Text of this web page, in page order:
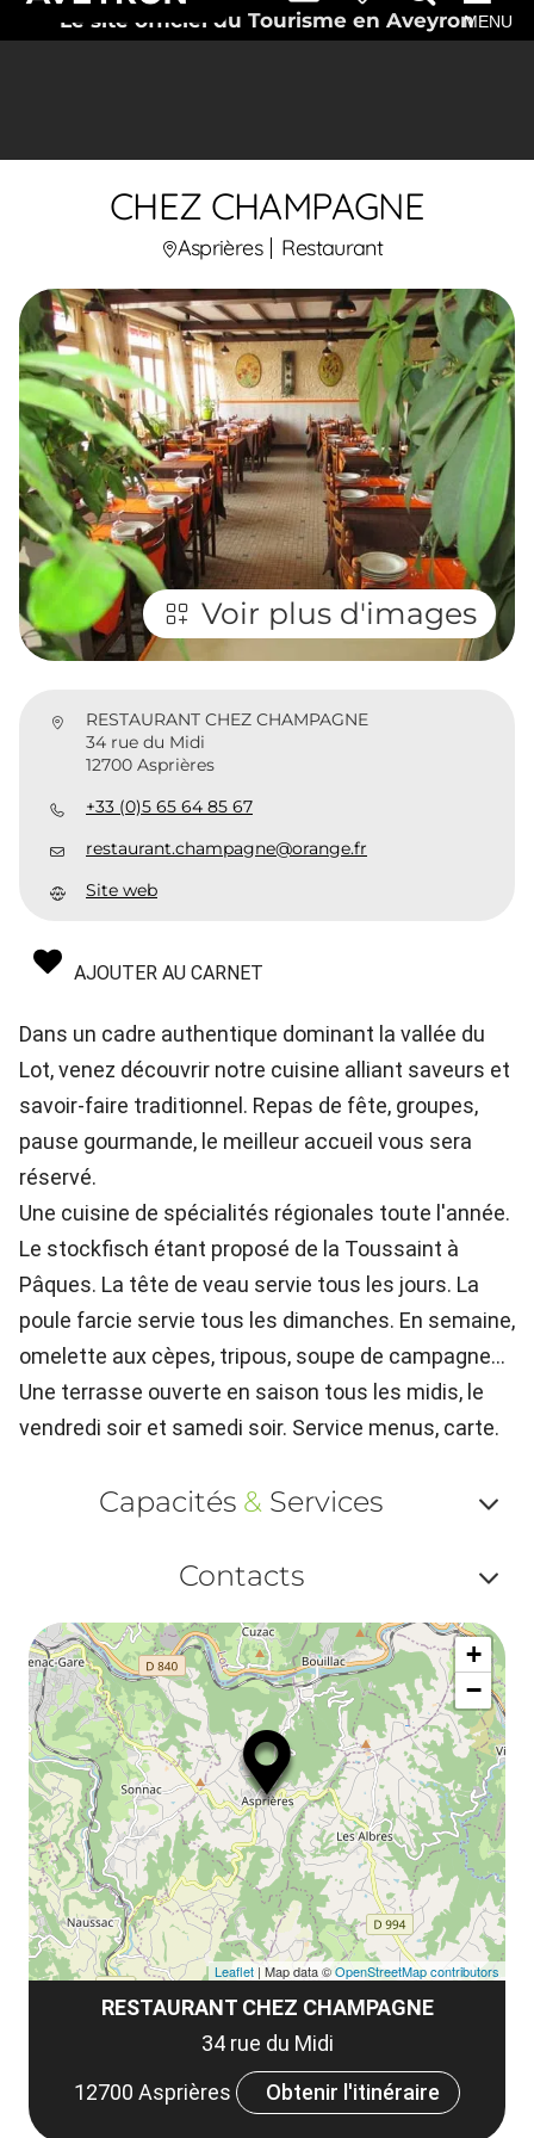
Le site officiel du Tourisme en AveyronMENU
CHEZ CHAMPAGNE
Asprières Restaurant
Voir plus d'images
RESTAURANT CHEZ CHAMPAGNE
34 rue du Midi
12700 Asprières
+33 (0)5 65 64 85 67
restaurant.champagne@orange.fr
Site web
AJOUTER AU CARNET
Dans un cadre authentique dominant la vallée du
Lot, venez découvrir notre cuisine alliant saveurs et
savoir-faire traditionnel. Repas de fête, groupes,
pause gourmande, le meilleur accueil vous sera
réservé.
Une cuisine de spécialités régionales toute l'année.
Le stockfisch étant proposé de la Toussaint à
Pâques. La tête de veau servie tous les jours. La
poule farcie servie tous les dimanches. En semaine,
omelette aux cèpes, tripous, soupe de campagne...
Une terrasse ouverte en saison tous les midis, le
vendredi soir et samedi soir. Service menus, carte.
Capacités & Services
ou
Contacts
ou
RESTAURANT CHEZ CHAMPAGNE
34 rue du Midi
12700 Asprières
Obtenir l'itinéraire
+
−
Leaflet | Map data ©OpenStreetMap contributors